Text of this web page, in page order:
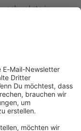
schwelgte in
ist nicht nur seine
Persönlichkeit
so viele Tore in
trotzdem dasteht